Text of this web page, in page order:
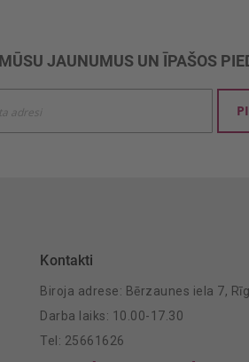
JAUNUMUS UN ĪPAŠOS
Kontakti
Biroja adrese: Bērzaunes iela 7,
Darba laiks: 10.00-17.30
Tel: 25661626